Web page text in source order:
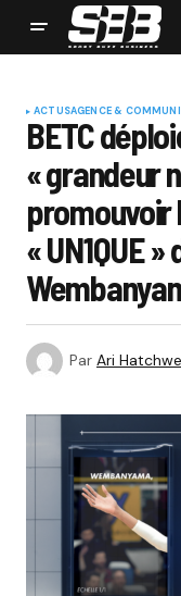
ACTUSAGENCE &
BETC
« grandeur
promouvoir
« UN1QUE
Par Ari